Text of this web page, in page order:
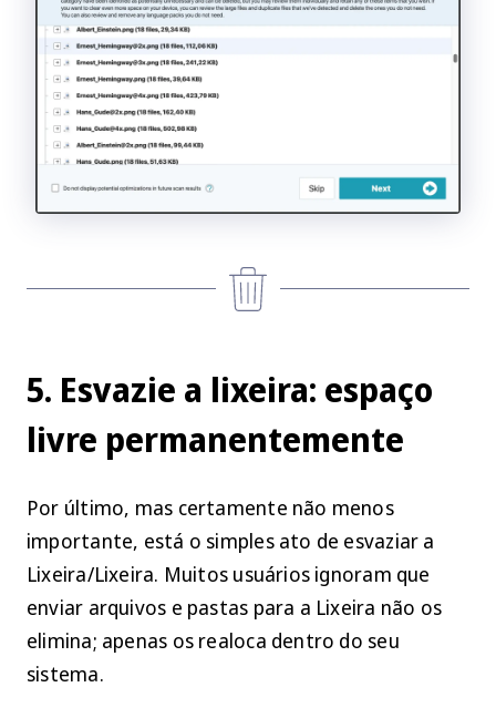
5. Esvazie a lixeira: espaço
livre permanentemente
Por último, mas certamente não menos
importante, está o simples ato de esvaziar a
Lixeira/Lixeira. Muitos usuários ignoram que
enviar arquivos e pastas para a Lixeira não os
elimina; apenas os realoca dentro do seu
sistema.